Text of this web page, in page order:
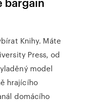
Knihy. Máte
Press, od
model
hrajícího
domácího